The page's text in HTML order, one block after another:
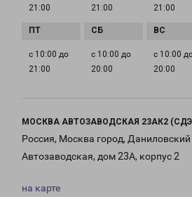
21:00
21:00
21:00
с 10:00 до
21:00
с 10:00 до
20:00
с 10:00
20:00
МОСКВА АВТОЗАВОДСКАЯ 23АК2
Россия, Москва город, Даниловский
Автозаводская, дом 23А, корпус 2
на карте